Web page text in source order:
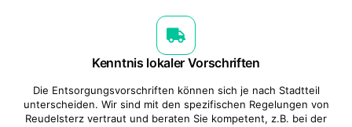
Kenntnis lokaler Vorschriften
Die Entsorgungsvorschriften können sich je nach Stadtteil
unterscheiden. Wir sind mit den spezifischen Regelungen von
Reudelsterz vertraut und beraten Sie kompetent, z.B. bei der